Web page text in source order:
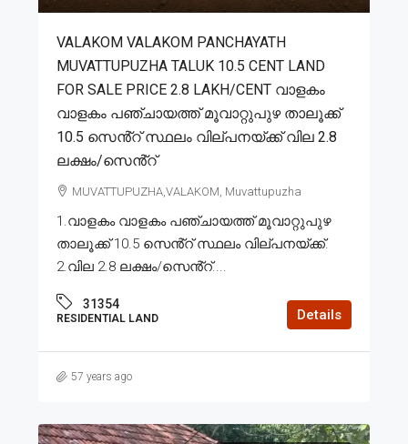
VALAKOM VALAKOM PANCHAYATH
MUVATTUPUZHA TALUK 10.5 CENT LAND
FOR SALE PRICE 2.8 LAKH/CENT വാളകം
വാളകം പഞ്ചായത്ത് മൂവാറ്റുപുഴ താലൂക്ക്
10.5 സെൻ്റ് സ്ഥലം വില്പനയ്ക്ക് വില 2.8
ലക്ഷം/സെൻ്റ്
MUVATTUPUZHA,VALAKOM, Muvattupuzha
1.വാളകം വാളകം പഞ്ചായത്ത് മൂവാറ്റുപുഴ
താലൂക്ക് 10.5 സെൻ്റ് സ്ഥലം വില്പനയ്ക്ക്.
2.വില 2.8 ലക്ഷം/സെൻ്റ്....
31354
RESIDENTIAL LAND Details
57 years ago